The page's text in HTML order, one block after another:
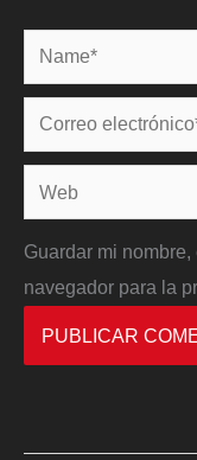
Name*
Correo
electrónico*
Web
Guardar mi
navegador para la